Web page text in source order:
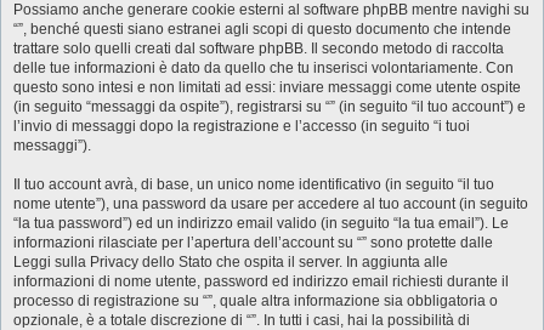
Possiamo anche generare cookie esterni al software phpBB mentre navighi su
“”, benché questi siano estranei agli scopi di questo documento che intende
trattare solo quelli creati dal software phpBB. Il secondo metodo di raccolta
delle tue informazioni è dato da quello che tu inserisci volontariamente. Con
questo sono intesi e non limitati ad essi: inviare messaggi come utente ospite
(in seguito “messaggi da ospite”), registrarsi su “” (in seguito “il tuo account”) e
l’invio di messaggi dopo la registrazione e l’accesso (in seguito “i tuoi
messaggi”).
Il tuo account avrà, di base, un unico nome identificativo (in seguito “il tuo
nome utente”), una password da usare per accedere al tuo account (in seguito
“la tua password”) ed un indirizzo email valido (in seguito “la tua email”). Le
informazioni rilasciate per l’apertura dell’account su “” sono protette dalle
Leggi sulla Privacy dello Stato che ospita il server. In aggiunta alle
informazioni di nome utente, password ed indirizzo email richiesti durante il
processo di registrazione su “”, quale altra informazione sia obbligatoria o
opzionale, è a totale discrezione di “”. In tutti i casi, hai la possibilità di